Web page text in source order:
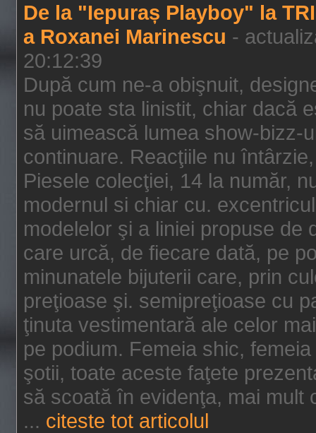
De la "Iepuraș Playboy" la
a Roxanei Marinescu -
20:12:39
După cum ne-a obişnuit,
nu poate sta linistit, chiar dacă
să uimească lumea show-bizz-
continuare. Reacţiile nu
Piesele colecţiei, 14 la număr,
modernul si chiar cu.
modelelor şi a liniei propuse de
care urcă, de fiecare dată, pe
minunatele bijuterii care, prin
preţioase şi. semipreţioase cu
ţinuta vestimentară ale celor
pe podium. Femeia shic,
şotii, toate aceste faţete
să scoată în evidenţa, mai mult
... citeste tot articolul